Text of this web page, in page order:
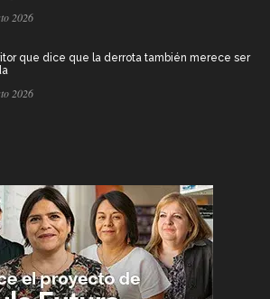
2026
que dice que la derrota también merece ser
2026